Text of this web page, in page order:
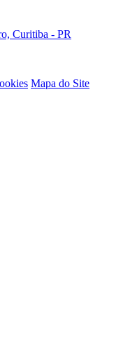
Curitiba - PR
Mapa do Site